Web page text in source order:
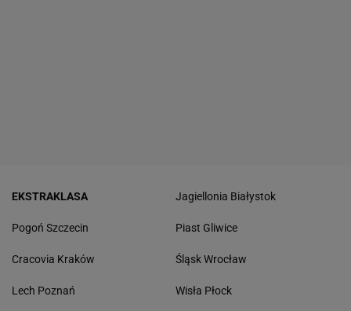
EKSTRAKLASA
Pogoń Szczecin
Cracovia Kraków
Lech Poznań
Jagiellonia Białystok
Piast Gliwice
Śląsk Wrocław
Wisła Płock